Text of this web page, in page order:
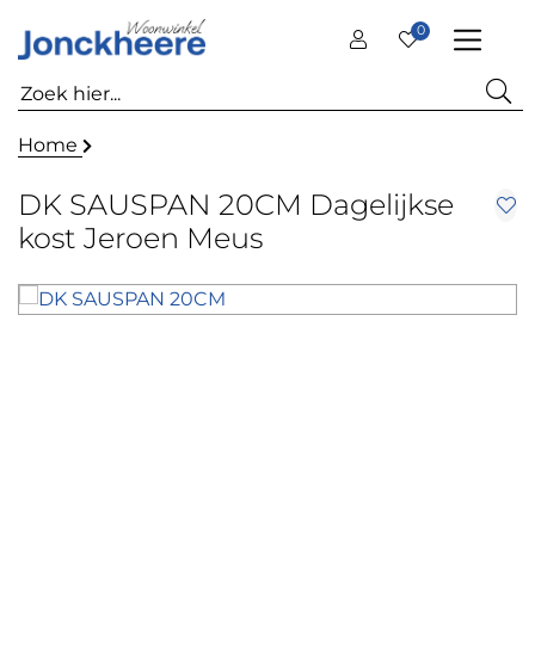
0
Home
DK SAUSPAN 20CM Dagelijkse
kost Jeroen Meus